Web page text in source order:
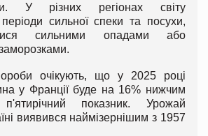
У різних регіонах світу
періоди сильної спеки та посухи,
сильними опадами або
очікують, що у 2025 році
у Франції буде на 16% нижчим
показник. Урожай
виявився наймізернішим з 1957